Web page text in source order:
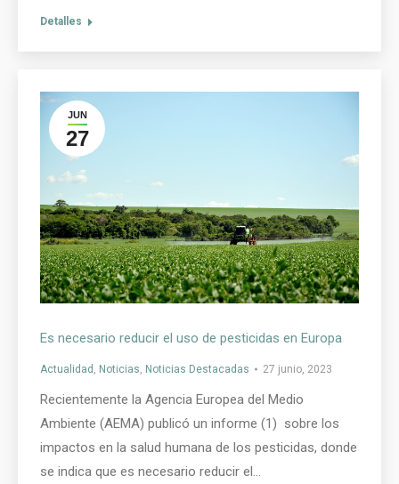
Detalles
JUN
27
Es necesario reducir el uso de pesticidas en Europa
Actualidad , Noticias, Noticias Destacadas 27 junio, 2023
Recientemente la Agencia Europea del Medio
Ambiente (AEMA) publicó un informe (1) sobre los
impactos en la salud humana de los pesticidas, donde
se indica que es necesario reducir el…